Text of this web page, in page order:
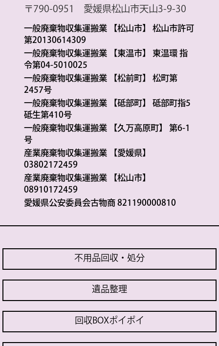
〒790-0951 愛媛県松山市天山3-9-30
一般廃棄物収集運搬業 【松山市】 松山市許可
第20130614309
一般廃棄物収集運搬業 【東温市】 東温環 指
令第04-5010025
一般廃棄物収集運搬業 【松前町】 松町第
2457号
一般廃棄物収集運搬業 【砥部町】 砥部町指5
砥生第410号
一般廃棄物収集運搬業 【久万高原町】 第6-1
号
産業廃棄物収集運搬業 【愛媛県】
03802172459
産業廃棄物収集運搬業 【松山市】
08910172459
愛媛県公安委員会古物商 821190000810
不用品回収・処分
遺品整理
回収BOXポイポイ